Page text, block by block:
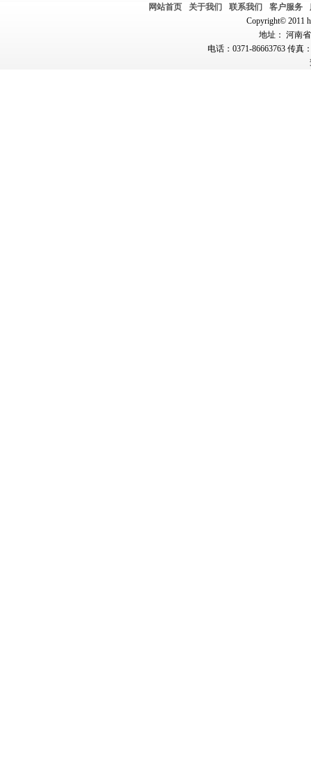
网站首页 关于我们 联系我们 客户服务
Copyright© 2011
地址： 河南
电话：0371-86663763 传真